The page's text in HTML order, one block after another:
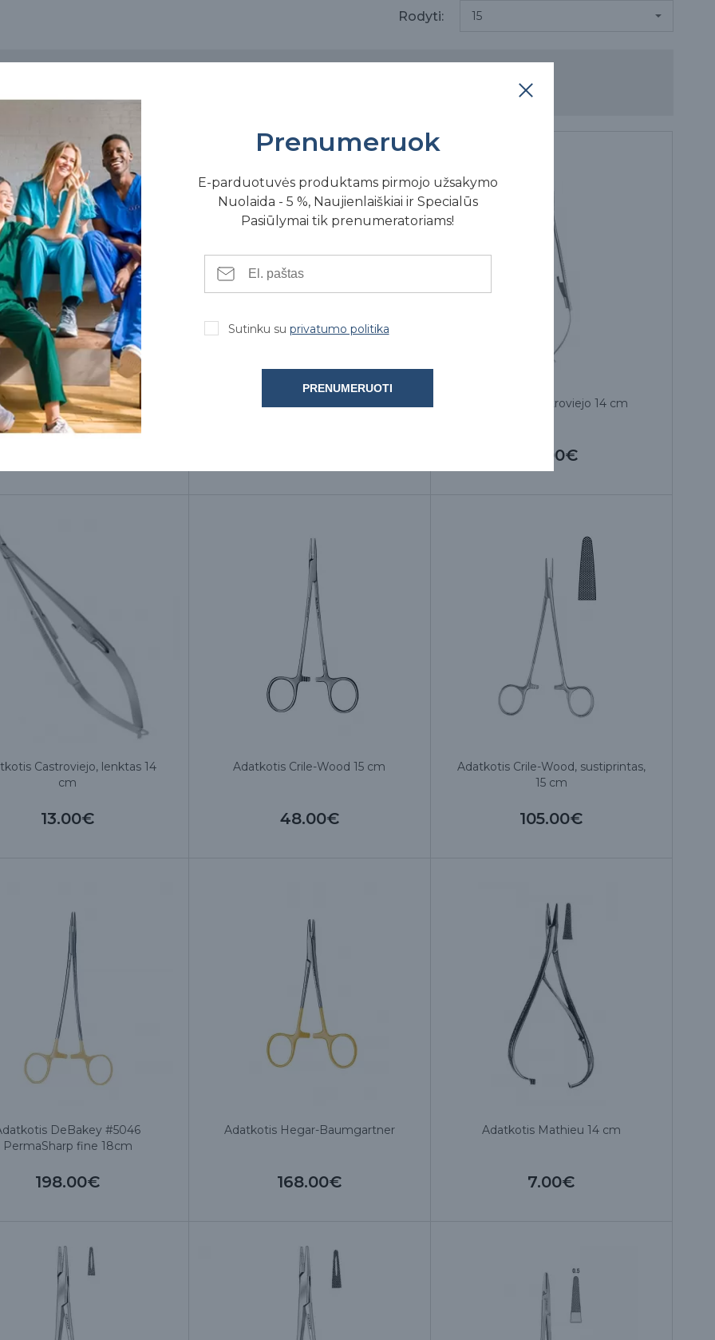
Rodyti:
#7 mini skalpelio kotelis Adatkotis Castroviejo 14 cm
13.00€
Castroviejo, lenktas 14
cm
13.00€
Adatkotis Crile-Wood 15 cm
48.00€
Adatkotis Crile-Wood, sustiprintas,
15 cm
105.00€
DeBakey #5046
PermaSharp fine 18cm
198.00€
Adatkotis Hegar-Baumgartner
168.00€
Adatkotis Mathieu 14 cm
7.00€
Prenumeruok
E-parduotuvės produktams pirmojo užsakymo
Nuolaida - 5 %, Naujienlaiškiai ir Specialūs
Pasiūlymai tik prenumeratoriams!
Sutinku su privatumo politika
PRENUMERUOTI